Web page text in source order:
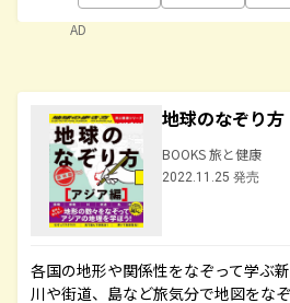
AD
地球のなぞり
BOOKS 旅と健康
2022.11.25 発売
各国の地形や関係性をなぞって学ぶ
川や街道、島など旅気分で地図をな